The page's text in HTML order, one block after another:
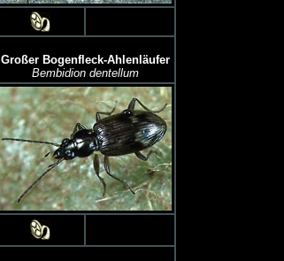
Großer Bogenfleck-Ahlenläufer
Bembidion dentellum